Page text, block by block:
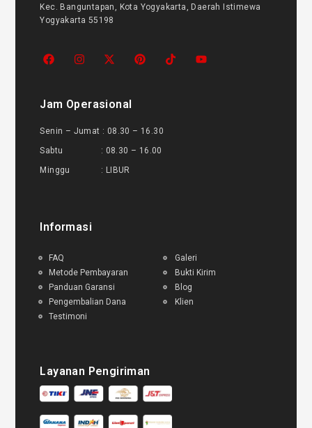
Kec. Banguntapan, Kota Yogyakarta, Daerah Istimewa
Yogyakarta 55198
Jam Operasional
Senin – Jumat : 08.30 – 16.30
Sabtu : 08.30 – 16.00
Minggu : LIBUR
Informasi
FAQ
Metode Pembayaran
Panduan Garansi
Pengembalian Dana
Testimoni
Galeri
Bukti Kirim
Blog
Klien
Layanan Pengiriman